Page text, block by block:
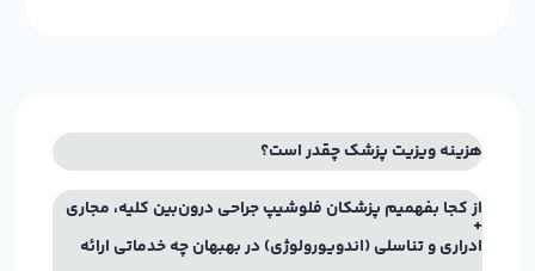
هزینه ویزیت پزشک چقدر است؟
از کجا بفهمیم پزشکان فلوشیپ جراحی درون‌بین کلیه، مجاری
ادراری و تناسلی (اندویورولوژی) در بهبهان چه خدماتی ارائه